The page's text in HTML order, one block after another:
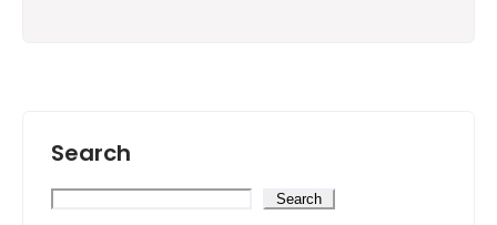
Search
Search